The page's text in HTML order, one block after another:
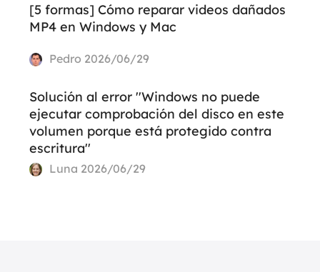
[5 formas] Cómo reparar videos dañados
MP4 en Windows y Mac
Pedro 2026/06/29
Solución al error ''Windows no puede
ejecutar comprobación del disco en este
volumen porque está protegido contra
escritura''
Luna 2026/06/29